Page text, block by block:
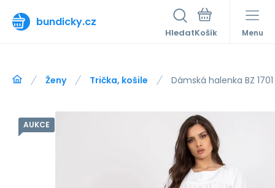
bundicky.cz
Hledat Menu
Ženy Trička, košile Dámská halenka BZ
AUKCE